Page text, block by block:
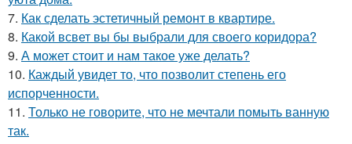
7. Как сделать эстетичный ремонт в квартире.
8. Какой всвет вы бы выбрали для своего коридора?
9. А может стоит и нам такое уже делать?
10. Каждый увидет то, что позволит степень его
испорченности.
11. Только не говорите, что не мечтали помыть ванную
так.